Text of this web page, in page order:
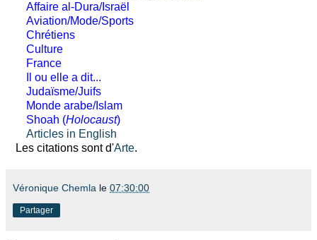
Affaire al-Dura/Israël
Aviation/Mode/Sports
Chrétiens
Culture
France
Il ou elle a dit...
Judaïsme/Juifs
Monde arabe/Islam
Shoah (Holocaust)
Articles in English
Les citations sont d'Arte.
Véronique Chemla le 07:30:00
Partager